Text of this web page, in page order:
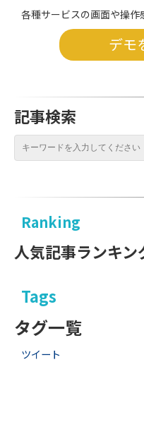
各種サービスの画面や操
デモ
記事検索
Ranking
人気記事ランキン
Tags
タグ一覧
ツイート